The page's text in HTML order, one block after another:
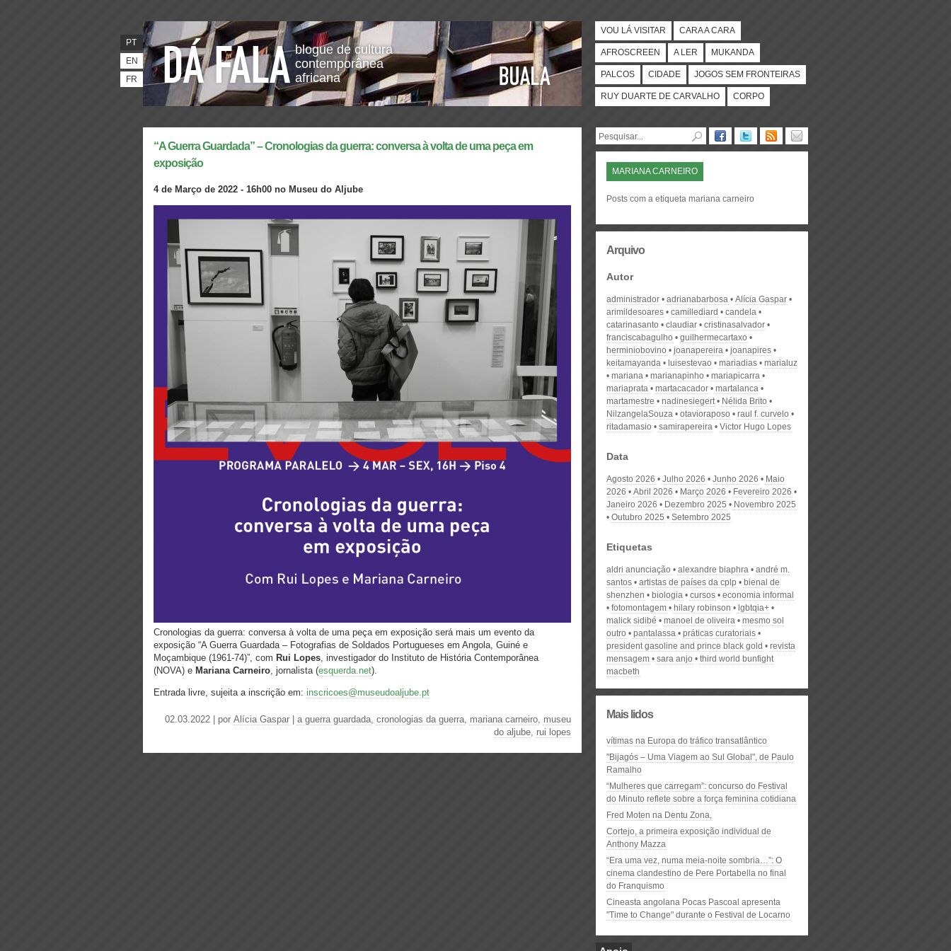
blogue de cultura
contemporânea
africana
PT
EN
FR
VOU LÁ VISITAR CARA A CARA
AFROSCREEN A LER MUKANDA
PALCOS CIDADE JOGOS SEM FRONTEIRAS
RUY DUARTE DE CARVALHO CORPO
“A Guerra Guardada” – Cronologias da guerra: conversa à volta de uma peça em
exposição
4 de Março de 2022 - 16h00 no Museu do Aljube
Cronologias da guerra: conversa à volta de uma peça em exposição será mais um evento da
exposição “A Guerra Guardada – Fotografias de Soldados Portugueses em Angola, Guiné e
Moçambique (1961-74)”, com Rui Lopes, investigador do Instituto de História Contemporânea
(NOVA) e Mariana Carneiro, jornalista (esquerda.net).
Entrada livre, sujeita a inscrição em: inscricoes@museudoaljube.pt
02.03.2022 | por Alícia Gaspar a guerra guardada, cronologias da guerra, mariana carneiro, museu
do aljube, rui lopes
MARIANA CARNEIRO
Posts com a etiqueta mariana carneiro
Arquivo
Autor
administrador adrianabarbosa
Alícia Gaspar
arimildesoares
camillediard
candela
catarinasanto
claudiar
cristinasalvador
franciscabagulho
guilhermecartaxo
herminiobovino
joanapereira
joanapires
keitamayanda
luisestevao mariadias
marialuz
mariana
marianapinho
mariapicarra
mariaprata
martacacador
martalanca
martamestre
nadinesiegert
Nélida Brito
NilzangelaSouza
otavioraposo
raul f. curvelo
ritadamasio
samirapereira Victor Hugo Lopes
Data
Agosto 2026 Julho 2026 Junho 2026
Maio
2026
Abril 2026 Março 2026
Fevereiro 2026
Janeiro 2026
Dezembro 2025
Novembro 2025
Outubro 2025
Setembro 2025
Etiquetas
aldri anunciação alexandre biaphra
andré m.
santos
artistas de países da cplp
bienal de
shenzhen
biologia cursos
economia informal
fotomontagem
hilary robinson
lgbtqia+
malick sidibé
manoel de oliveira
mesmo sol
outro
pantalassa
práticas curatoriais
president gasoline and prince black gold
revista
mensagem
sara anjo
third world bunfight
macbeth
Mais lidos
vítimas na Europa do tráfico transatlântico
"Bijagós – Uma Viagem ao Sul Global", de Paulo
Ramalho
“Mulheres que carregam”: concurso do Festival
do Minuto reflete sobre a força feminina cotidiana
Fred Moten na Dentu Zona,
Cortejo, a primeira exposição individual de
Anthony Mazza
“Era uma vez, numa meia-noite sombria…”: O
cinema clandestino de Pere Portabella no final
do Franquismo
Cineasta angolana Pocas Pascoal apresenta
"Time to Change" durante o Festival de Locarno